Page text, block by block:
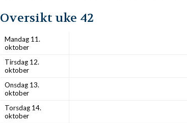
Oversikt uke 42
Mandag 11.
oktober
Tirsdag 12.
oktober
Onsdag 13.
oktober
Torsdag 14.
oktober